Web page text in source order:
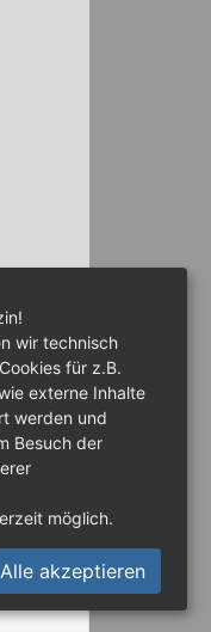
wir technisch
für z.B.
externe Inhalte
werden und
Besuch der
möglich.
Alle akzeptieren